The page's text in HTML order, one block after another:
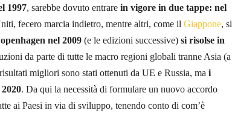
1997, sarebbe dovuto entrare in vigore in due tappe: nel
fecero marcia indietro, mentre altri, come il Giappone, si
nel 2009 (e le edizioni successive) si risolse in
da parte di tutte le macro regioni globali tranne Asia (a
migliori sono stati ottenuti da UE e Russia, ma i
. Da qui la necessità di formulare un nuovo accordo
ai Paesi in via di sviluppo, tenendo conto di com’è